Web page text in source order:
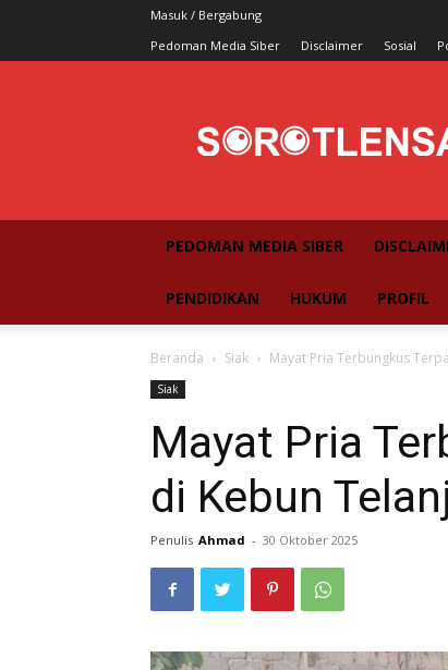
Masuk / Bergabung
Pedoman Media Siber
Disclaimer Sosial
PEDOMAN MEDIA SIBER
PENDIDIKAN HUKUM PROFIL
Beranda Siak Mayat Pria Terbungkus
Siak
Mayat Pria
di Kebun
Penulis Ahmad - 30 Oktober 2025